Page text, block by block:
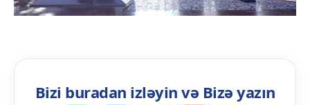
Bizi buradan izləyin və Bizə yazın